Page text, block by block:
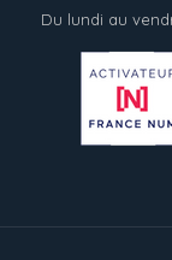
Du lundi au